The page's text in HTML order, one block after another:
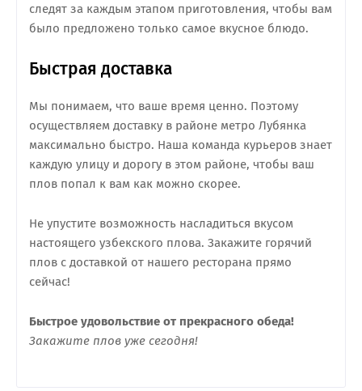
следят за каждым этапом приготовления, чтобы вам
было предложено только самое вкусное блюдо.
Быстрая доставка
Мы понимаем, что ваше время ценно. Поэтому
осуществляем доставку в районе метро Лубянка
максимально быстро. Наша команда курьеров знает
каждую улицу и дорогу в этом районе, чтобы ваш
плов попал к вам как можно скорее.
Не упустите возможность насладиться вкусом
настоящего узбекского плова. Закажите горячий
плов с доставкой от нашего ресторана прямо
сейчас!
Быстрое удовольствие от прекрасного обеда!
Закажите плов уже сегодня!